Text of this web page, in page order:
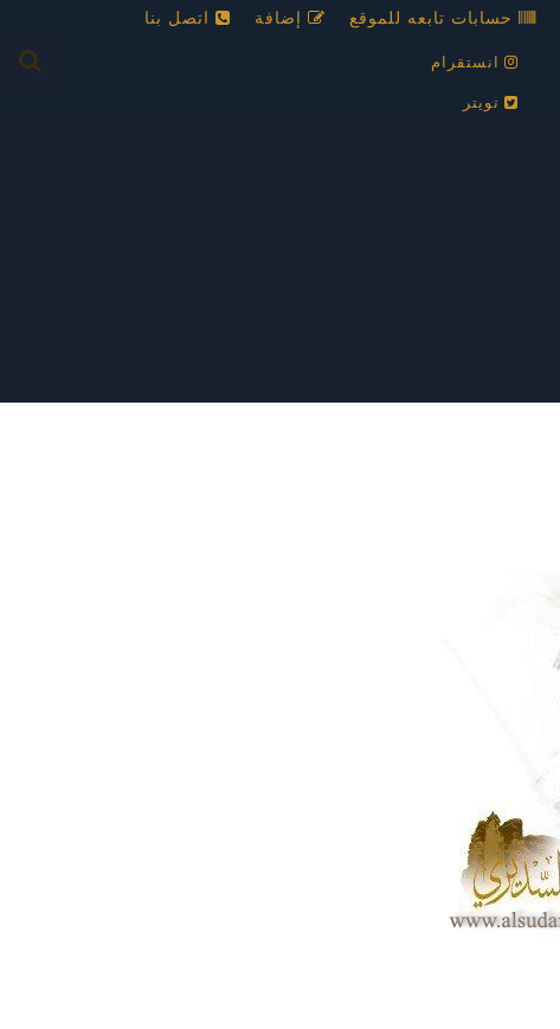
حسابات تابعه للموقع
انستقرام
تويتر
إضافة اتصل بنا